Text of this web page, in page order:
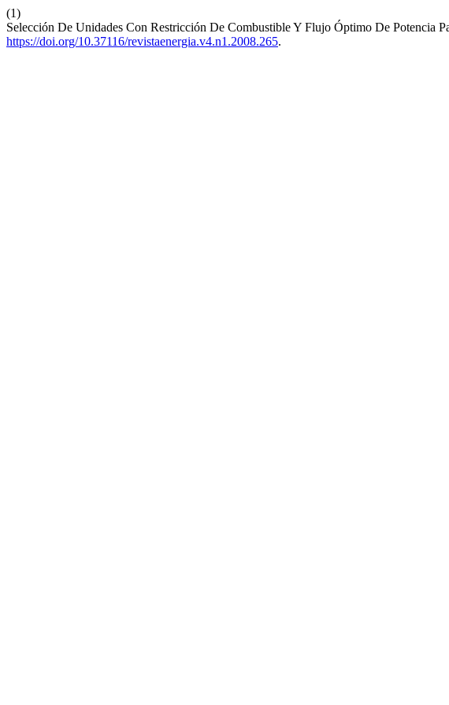
(1)
Selección De Unidades Con Restricción De Combustible Y Flujo Óptimo De Potencia
https://doi.org/10.37116/revistaenergia.v4.n1.2008.265.